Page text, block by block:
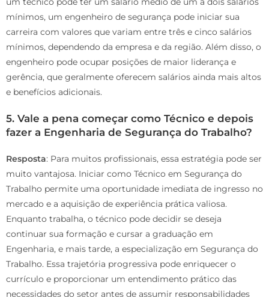
mínimos, um engenheiro de segurança pode iniciar sua
carreira com valores que variam entre três e cinco salários
mínimos, dependendo da empresa e da região. Além disso, o
engenheiro pode ocupar posições de maior liderança e
gerência, que geralmente oferecem salários ainda mais altos
e benefícios adicionais.
5. Vale a pena começar como Técnico e depois
fazer a Engenharia de Segurança do Trabalho?
Resposta: Para muitos profissionais, essa estratégia pode ser
muito vantajosa. Iniciar como Técnico em Segurança do
Trabalho permite uma oportunidade imediata de ingresso no
mercado e a aquisição de experiência prática valiosa.
Enquanto trabalha, o técnico pode decidir se deseja
continuar sua formação e cursar a graduação em
Engenharia, e mais tarde, a especialização em Segurança do
Trabalho. Essa trajetória progressiva pode enriquecer o
currículo e proporcionar um entendimento prático das
necessidades do setor antes de assumir responsabilidades